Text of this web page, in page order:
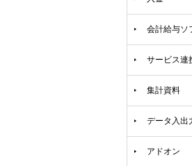
会計給与ソ
サービス連
集計資料
データ入出
アドオン